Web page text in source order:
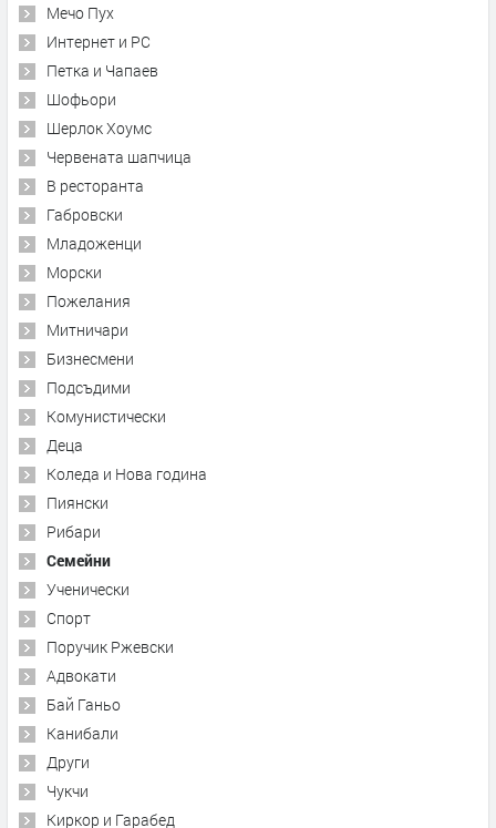
Мечо Пух
Интернет и PC
Петка и Чапаев
Шофьори
Шерлок Хоумс
Червената шапчица
В ресторанта
Габровски
Младоженци
Морски
Пожелания
Митничари
Бизнесмени
Подсъдими
Комунистически
Деца
Коледа и Нова година
Пиянски
Рибари
Семейни
Ученически
Спорт
Поручик Ржевски
Адвокати
Бай Ганьо
Канибали
Други
Чукчи
Киркор и Гарабед